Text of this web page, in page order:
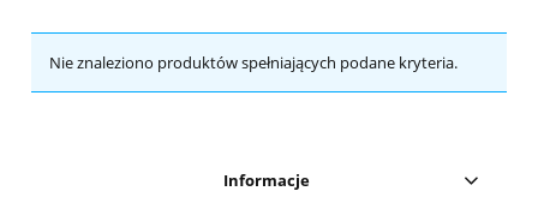
Nie znaleziono produktów spełniających podane kryteria.
Informacje